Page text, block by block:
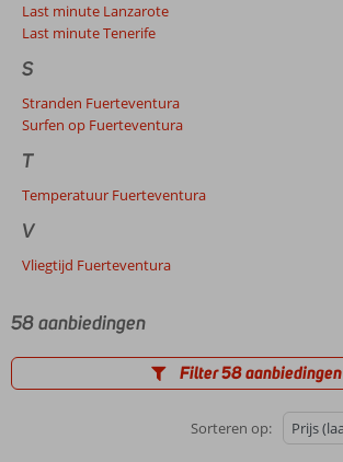
Last minute Lanzarote
Last minute Tenerife
S
Stranden Fuerteventura
Surfen op Fuerteventura
T
Temperatuur Fuerteventura
V
Vliegtijd Fuerteventura
58 aanbiedingen
Filter 58 aanbiedingen
Sorteren op: